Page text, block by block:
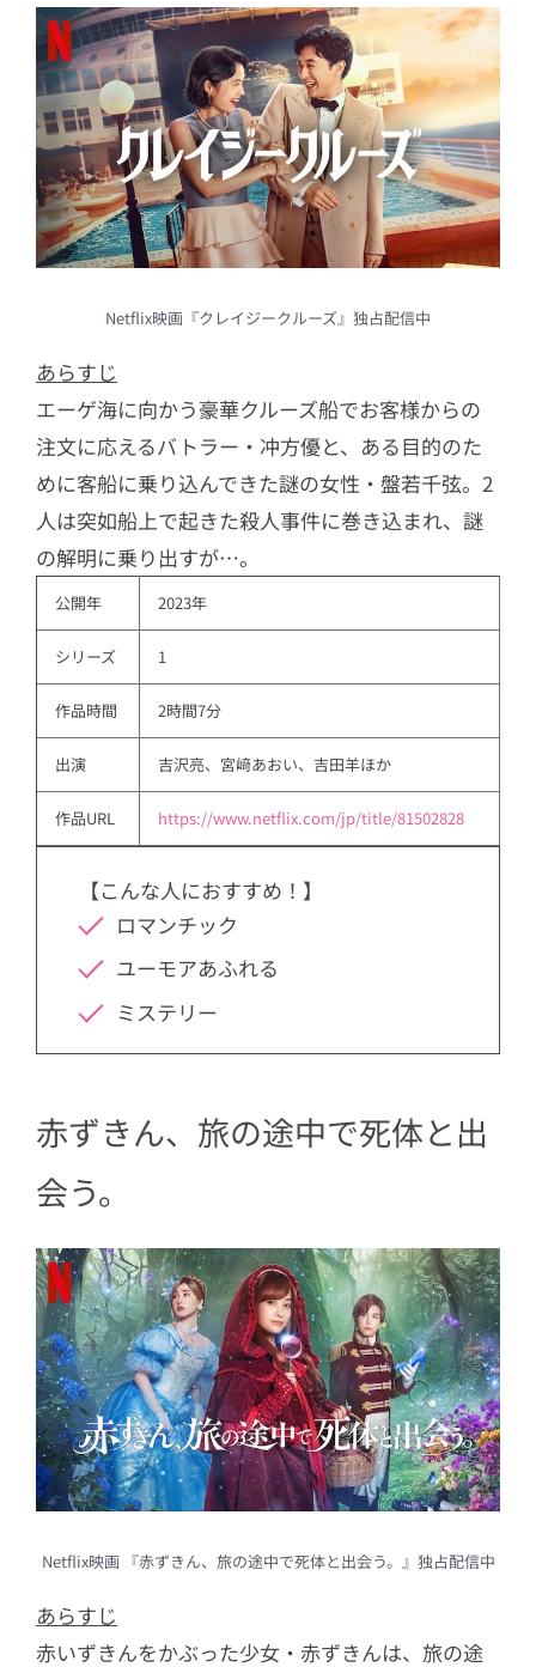
Netflix映画『クレイジークルーズ』独占配信中
あらすじ
エーゲ海に向かう豪華クルーズ船でお客様からの
注文に応えるバトラー・冲方優と、ある目的のた
めに客船に乗り込んできた謎の女性・盤若千弦。2
人は突如船上で起きた殺人事件に巻き込まれ、謎
の解明に乗り出すが…。
公開年 2023年
シリーズ 1
作品時間 2時間7分
出演 吉沢亮、宮﨑あおい、吉田羊ほか
作品URL https://www.netflix.com/jp/title/81502828
【こんな人におすすめ！】
ロマンチック
ユーモアあふれる
ミステリー
赤ずきん、旅の途中で死体と出
会う。
Netflix映画 『赤ずきん、旅の途中で死体と出会う。』独占配信中
あらすじ
赤いずきんをかぶった少女・赤ずきんは、旅の途